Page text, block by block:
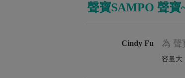
聲寶SAMPO 聲寶
Cindy Fu 為 聲
容量大